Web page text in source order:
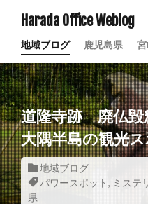
Harada Office Weblog
地域ブログ 鹿児島県
道隆寺跡 廃仏毀
大隅半島の観光
地域ブログ
パワースポット, ミステ
県